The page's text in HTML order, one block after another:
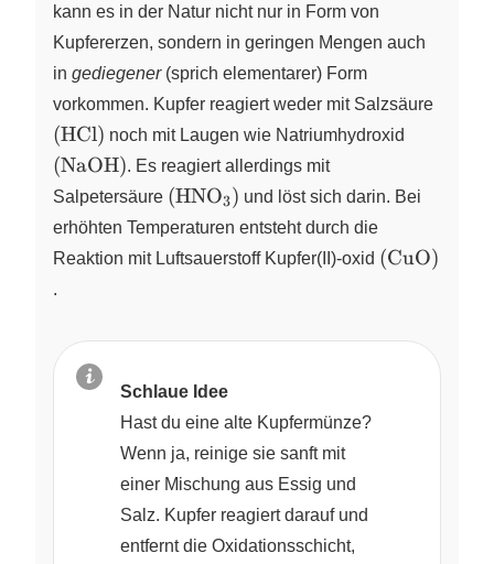
kann es in der Natur nicht nur in Form von
Kupfererzen, sondern in geringen Mengen auch
in gediegener(sprich elementarer) Form
vorkommen. Kupfer reagiert weder mit Salzsäure
(HCl) noch mit Laugen wie Natriumhydroxid
(NaOH). Es reagiert allerdings mit
Salpetersäure \left(
\ce{HNO3}
(HNOX
3) und löst sich darin. Bei
erhöhten Temperaturen entsteht durch die
Reaktion mit Luftsauerstoff Kupfer(II)-oxid \left(
(CuO)
.
Schlaue Idee
Hast du eine alte Kupfermünze?
Wenn ja, reinige sie sanft mit
einer Mischung aus Essig und
Salz. Kupfer reagiert darauf und
entfernt die Oxidationsschicht,